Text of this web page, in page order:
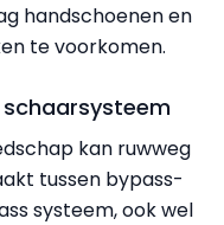
handschoenen en
te voorkomen.
kan ruwweg
tussen bypass-
systeem, ook wel